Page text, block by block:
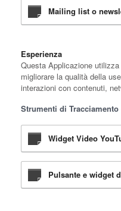
Mailing list o
Esperienza
Questa Applicazione
migliorare la qualità della
interazioni con contenuti,
Strumenti di
Widget Video
Pulsante e widget